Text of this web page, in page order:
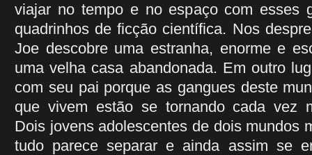
viajar no tempo e no espaço com esses
quadrinhos de ficção científica. Nos
Joe descobre uma estranha, enorme e
uma velha casa abandonada. Em outro
com seu pai porque as gangues deste
que vivem estão se tornando cada vez
Dois jovens adolescentes de dois mundos
tudo parece separar e ainda assim se